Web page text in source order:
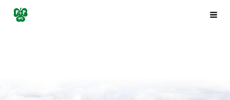
Siirry
sivun
Porin Pyrintö ry